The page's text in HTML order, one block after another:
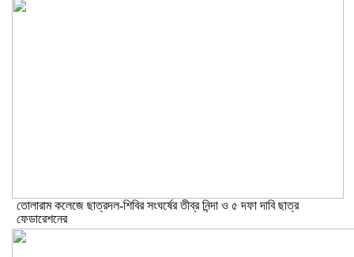
তোলারাম কলেজে ছাত্রদল-শিবির সংঘর্ষের তীব্র নিন্দা ও ৫ দফা দাবি ছাত্র
ফেডারেশনের